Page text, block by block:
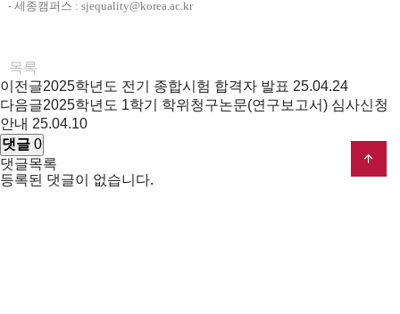
- 세종캠퍼스 : sjequality@korea.ac.kr
목록
이전글2025학년도 전기 종합시험 합격자 발표 25.04.24
다음글2025학년도 1학기 학위청구논문(연구보고서) 심사신청
안내 25.04.10
댓글 0
댓글목록
등록된 댓글이 없습니다.